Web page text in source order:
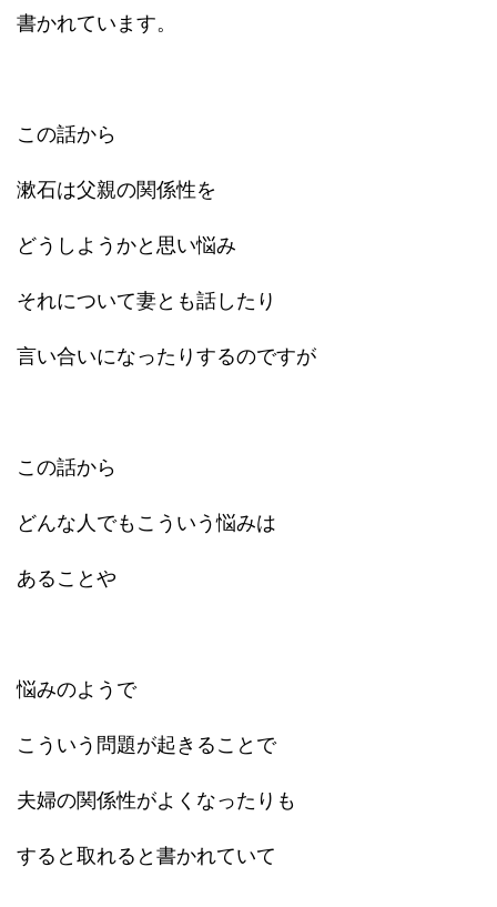
書かれています。
この話から
漱石は父親の関係性を
どうしようかと思い悩み
それについて妻とも話したり
言い合いになったりするのですが
この話から
どんな人でもこういう悩みは
あることや
悩みのようで
こういう問題が起きることで
夫婦の関係性がよくなったりも
すると取れると書かれていて